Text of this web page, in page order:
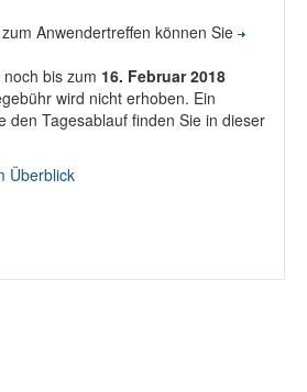
Anwendertreffen können Sie
bis zum 16. Februar 2018
wird nicht erhoben. Ein
den Tagesablauf finden Sie in dieser
Überblick